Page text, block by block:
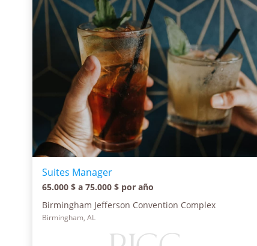
Suites Manager
65.000 $ a 75.000 $ por año
Birmingham Jefferson Convention Complex
Birmingham, AL